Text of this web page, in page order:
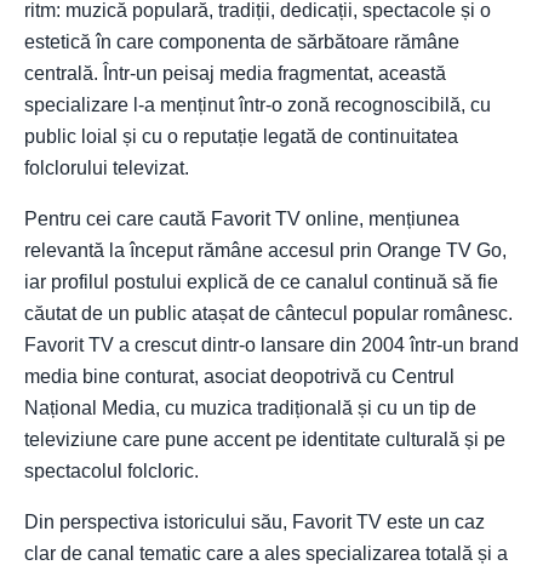
ritm: muzică populară, tradiții, dedicații, spectacole și o
estetică în care componenta de sărbătoare rămâne
centrală. Într-un peisaj media fragmentat, această
specializare l-a menținut într-o zonă recognoscibilă, cu
public loial și cu o reputație legată de continuitatea
folclorului televizat.
Pentru cei care caută Favorit TV online, mențiunea
relevantă la început rămâne accesul prin Orange TV Go,
iar profilul postului explică de ce canalul continuă să fie
căutat de un public atașat de cântecul popular românesc.
Favorit TV a crescut dintr-o lansare din 2004 într-un brand
media bine conturat, asociat deopotrivă cu Centrul
Național Media, cu muzica tradițională și cu un tip de
televiziune care pune accent pe identitate culturală și pe
spectacolul folcloric.
Din perspectiva istoricului său, Favorit TV este un caz
clar de canal tematic care a ales specializarea totală și a